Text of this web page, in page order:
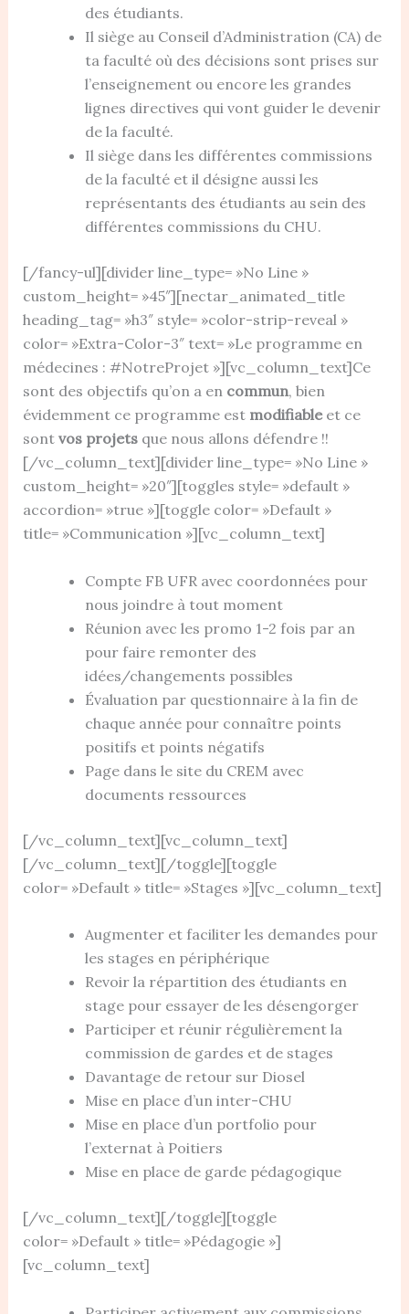
des étudiants.
Il siège au Conseil d’Administration (CA) de
ta faculté où des décisions sont prises sur
l’enseignement ou encore les grandes
lignes directives qui vont guider le devenir
de la faculté.
Il siège dans les différentes commissions
de la faculté et il désigne aussi les
représentants des étudiants au sein des
différentes commissions du CHU.
[/fancy-ul][divider line_type= »No Line »
custom_height= »45″][nectar_animated_title
heading_tag= »h3″ style= »color-strip-reveal »
color= »Extra-Color-3″ text= »Le programme en
médecines : #NotreProjet »][vc_column_text]Ce
sont des objectifs qu’on a encommun, bien
évidemment ce programme est modifiableet ce
sont vos projetsque nous allons défendre !!
[/vc_column_text][divider line_type= »No Line »
custom_height= »20″][toggles style= »default »
accordion= »true »][toggle color= »Default »
title= »Communication »][vc_column_text]
Compte FB UFR avec coordonnées pour
nous joindre à tout moment
Réunion avec les promo 1-2 fois par an
pour faire remonter des
idées/changements possibles
Évaluation par questionnaire à la fin de
chaque année pour connaître points
positifs et points négatifs
Page dans le site du CREM avec
documents ressources
[/vc_column_text][vc_column_text]
[/vc_column_text][/toggle][toggle
color= »Default » title= »Stages »][vc_column_text]
Augmenter et faciliter les demandes pour
les stages en périphérique
Revoir la répartition des étudiants en
stage pour essayer de les désengorger
Participer et réunir régulièrement la
commission de gardes et de stages
Davantage de retour sur Diosel
Mise en place d’un inter-CHU
Mise en place d’un portfolio pour
l’externat à Poitiers
Mise en place de garde pédagogique
[/vc_column_text][/toggle][toggle
color= »Default » title= »Pédagogie »]
[vc_column_text]